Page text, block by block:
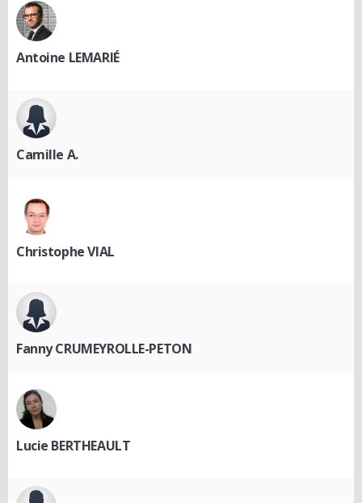
Antoine LEMARIÉ
Camille A.
Christophe VIAL
Fanny CRUMEYROLLE-PETON
Lucie BERTHEAULT